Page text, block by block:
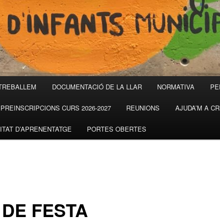
DOCUMENTACIÓ DE LA LLAR NORMATIVA
PREINSCRIPCIONS CURS 2026-2027 REUNIONS AJUDA’M A
D’APRENENTATGE PORTES OBERTES
FESTA